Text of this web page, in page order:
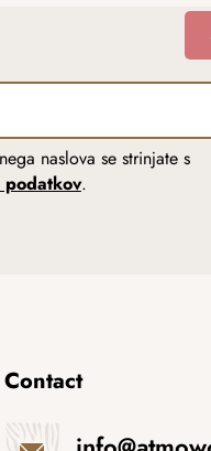
naslova se strinjate s
podatkov.
Contact